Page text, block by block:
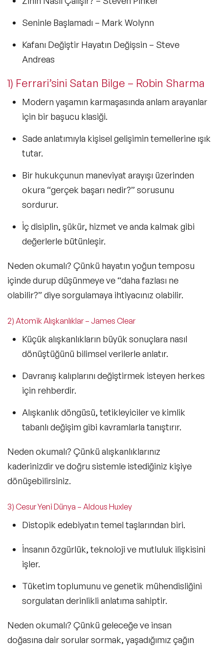
Seninle Başlamadı – Mark Wolynn
Kafanı Değiştir Hayatın Değişsin – Steve
Andreas
1) Ferrari’sini Satan Bilge – Robin Sharma
Modern yaşamın karmaşasında anlam arayanlar
için bir başucu klasiği.
Sade anlatımıyla kişisel gelişimin temellerine ışık
tutar.
Bir hukukçunun maneviyat arayışı üzerinden
okura “gerçek başarı nedir?” sorusunu
sordurur.
İç disiplin, şükür, hizmet ve anda kalmak gibi
değerlerle bütünleşir.
Neden okumalı? Çünkü hayatın yoğun temposu
içinde durup düşünmeye ve “daha fazlası ne
olabilir?” diye sorgulamaya ihtiyacınız olabilir.
2) Atomik Alışkanlıklar – James Clear
Küçük alışkanlıkların büyük sonuçlara nasıl
dönüştüğünü bilimsel verilerle anlatır.
Davranış kalıplarını değiştirmek isteyen herkes
için rehberdir.
Alışkanlık döngüsü, tetikleyiciler ve kimlik
tabanlı değişim gibi kavramlarla tanıştırır.
Neden okumalı? Çünkü alışkanlıklarınız
kaderinizdir ve doğru sistemle istediğiniz kişiye
dönüşebilirsiniz.
3) Cesur Yeni Dünya – Aldous Huxley
Distopik edebiyatın temel taşlarından biri.
İnsanın özgürlük, teknoloji ve mutluluk ilişkisini
işler.
Tüketim toplumunu ve genetik mühendisliğini
sorgulatan derinlikli anlatıma sahiptir.
Neden okumalı? Çünkü geleceğe ve insan
doğasına dair sorular sormak, yaşadığımız çağın